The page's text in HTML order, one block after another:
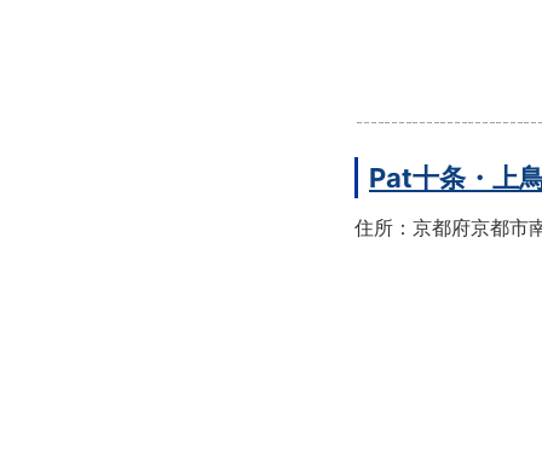
Pat十条・上
住所：京都府京都市